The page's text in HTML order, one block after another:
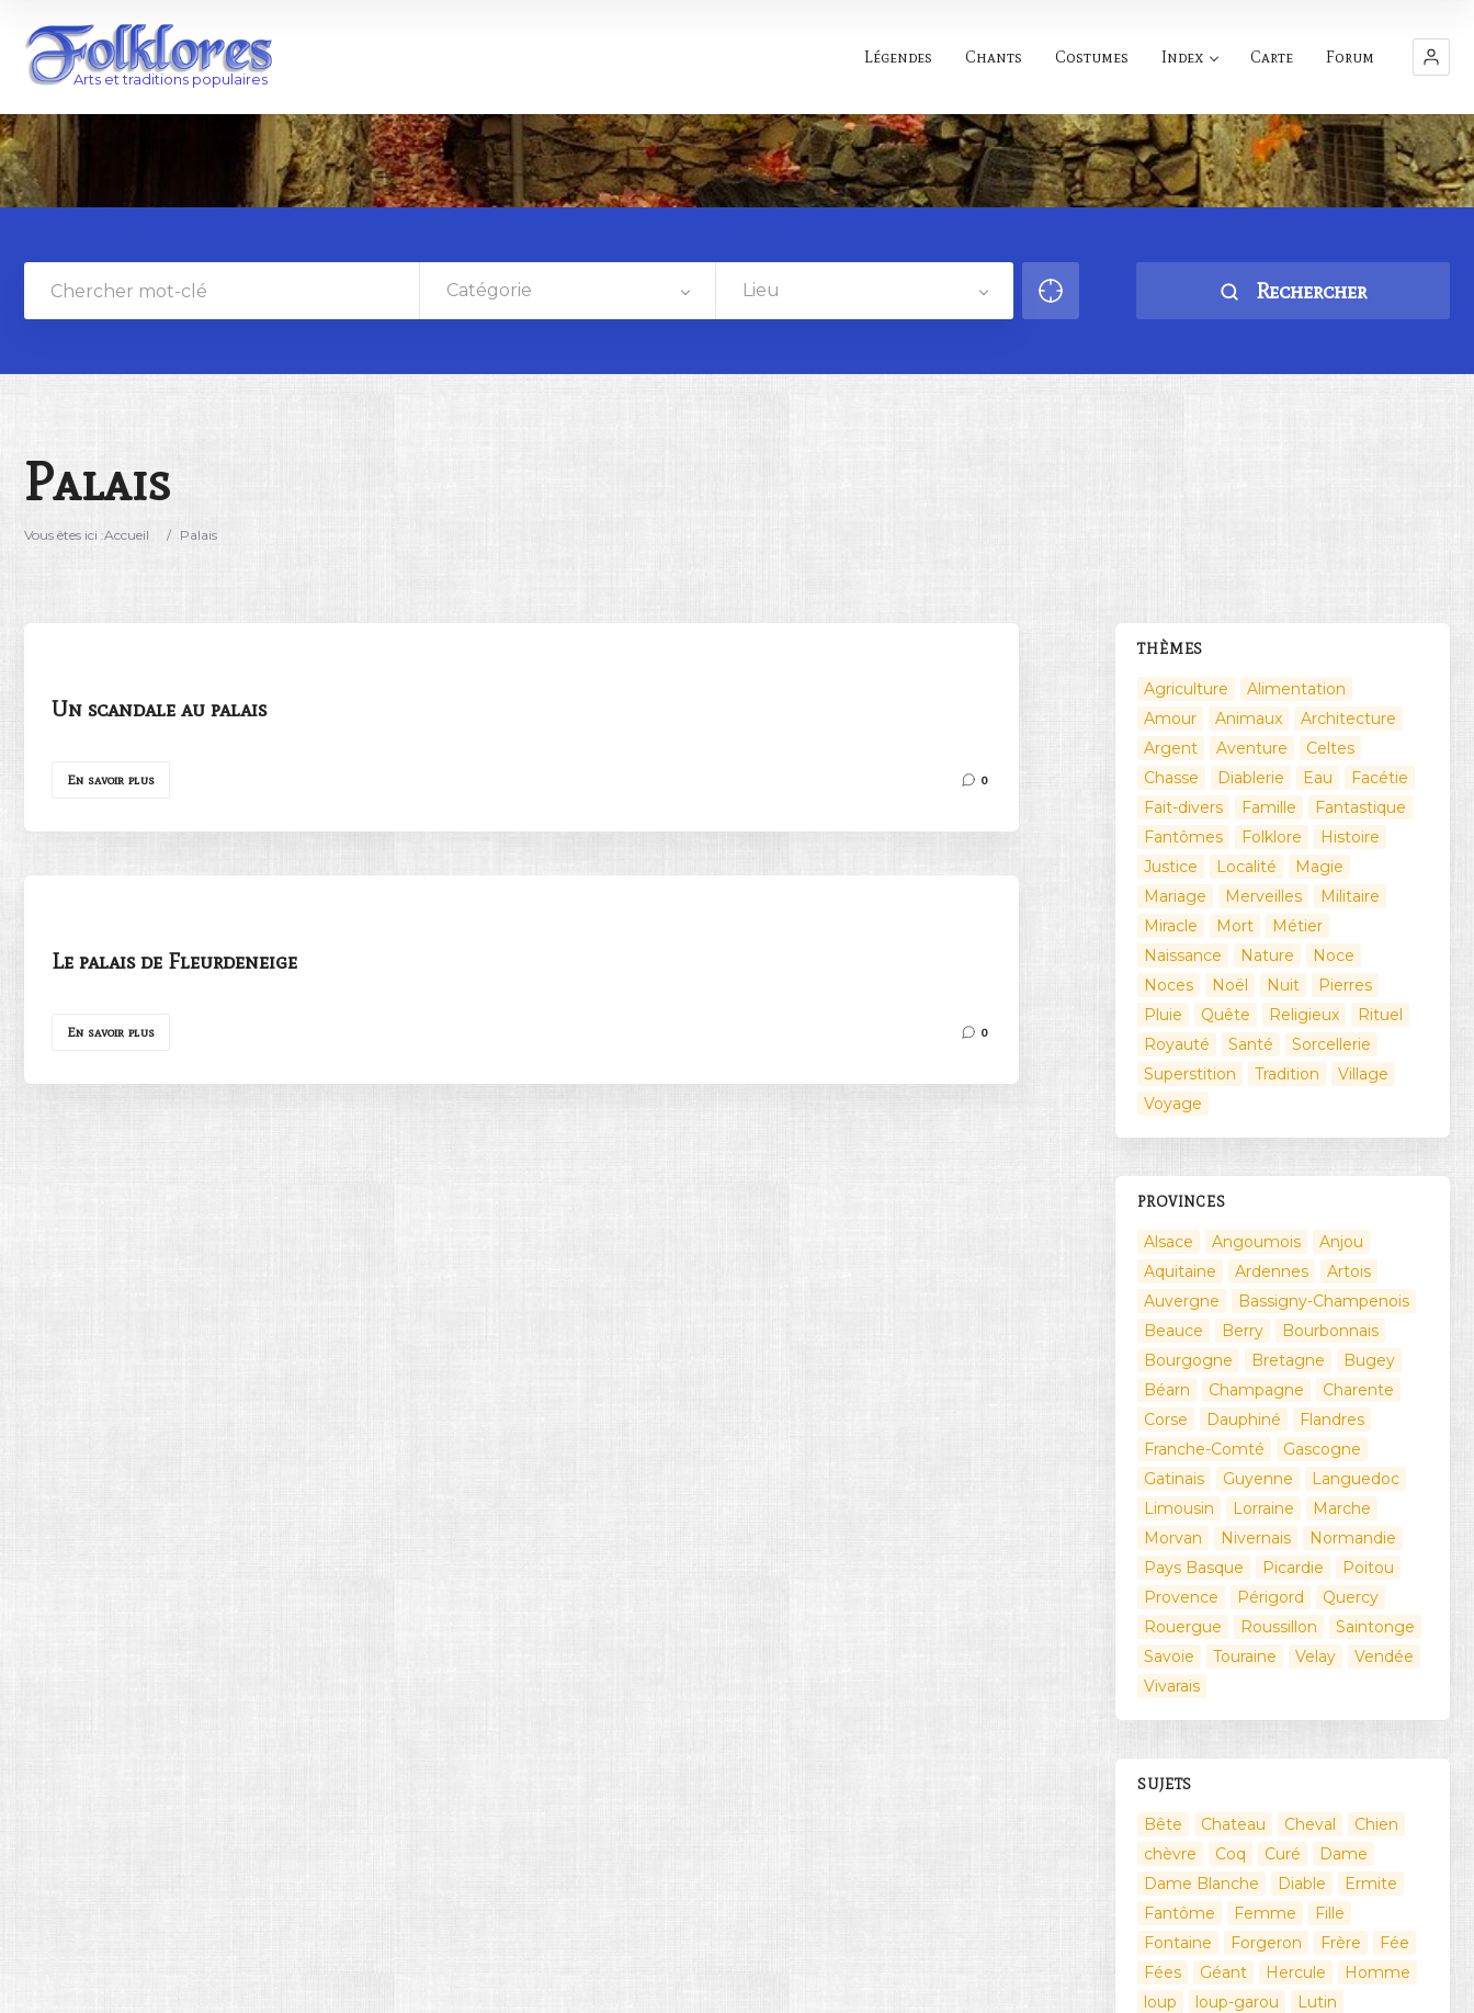
Légendes Chants Costumes Index Carte Forum
Catégorie Lieu Rechercher
Palais
Vous êtes ici :Accueil / Palais
Un scandale au palais
En savoir plus 0
Le palais de Fleurdeneige
En savoir plus 0
THÈMES
Agriculture
Alimentation
Amour
Animaux
Architecture
Argent
Aventure
Celtes
Chasse
Diablerie Eau
Facétie
Fait-divers
Famille
Fantastique
Fantômes
Folklore
Histoire
Justice
Localité
Magie
Mariage
Merveilles
Militaire
Miracle
Mort
Métier
Naissance
Nature
Noce
Noces
Noël Nuit
Pierres
Pluie
Quête Religieux
Rituel
Royauté
Santé
Sorcellerie
Superstition
Tradition
Village
Voyage
PROVINCES
Alsace Angoumois
Anjou
Aquitaine
Ardennes
Artois
Auvergne
Bassigny-Champenois
Beauce
Berry
Bourbonnais
Bourgogne
Bretagne
Bugey
Béarn
Champagne
Charente
Corse
Dauphiné
Flandres
Franche-Comté
Gascogne
Gatinais
Guyenne
Languedoc
Limousin
Lorraine
Marche
Morvan
Nivernais
Normandie
Pays Basque
Picardie
Poitou
Provence
Périgord
Quercy
Rouergue
Roussillon
Saintonge
Savoie
Touraine Velay
Vendée
Vivarais
SUJETS
Bête Chateau Cheval
Chien
chèvre
Coq Curé
Dame
Dame Blanche
Diable
Ermite
Fantôme
Femme
Fille
Fontaine
Forgeron Frère
Fée
Fées
Géant Hercule
Homme
loup
loup-garou
Lutin